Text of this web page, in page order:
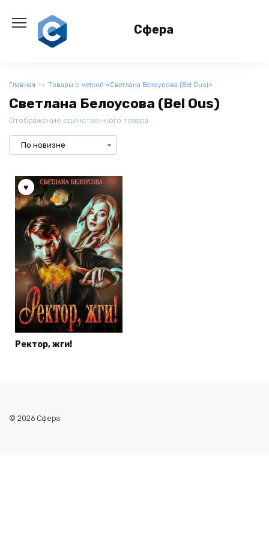
содержанию
Сфера
Главная Товары с меткой «Светлана Белоусова (Bel Ous)»
Светлана Белоусова (Bel Ous)
Отображение единственного товара
Ректор, жги!
© 2026 Сфера